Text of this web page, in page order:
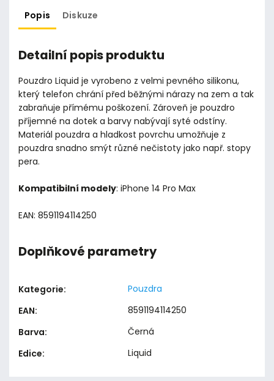
Popis Diskuze
Detailní popis produktu
Pouzdro Liquid je vyrobeno z velmi pevného silikonu,
který telefon chrání před běžnými nárazy na zem a tak
zabraňuje přímému poškození. Zároveň je pouzdro
příjemné na dotek a barvy nabývají syté odstíny.
Materiál pouzdra a hladkost povrchu umožňuje z
pouzdra snadno smýt různé nečistoty jako např. stopy
pera.
Kompatibilní modely: iPhone 14 Pro Max
EAN: 8591194114250
Doplňkové parametry
Kategorie:
Pouzdra
EAN:
8591194114250
Barva:
Černá
Edice: Liquid